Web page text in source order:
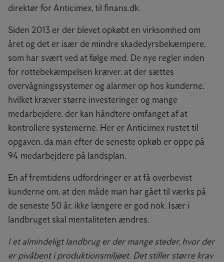
direktør for Anticimex, til finans.dk.
Siden 2013 er der blevet opkøbt en virksomhed om
året og det er især de mindre skadedyrsbekæmpere,
som har svært ved at følge med. De nye regler inden
for rottebekæmpelsen kræver, at der sættes
overvågningssystemer og alarmer op hos kunderne,
hvilket kræver større investeringer og mange
medarbejdere, der kan håndtere omfanget af at
kontrollere systemerne. Her er Anticimex rustet til
opgaven, da man efter de seneste opkøb er oppe på
94 medarbejdere på landsplan.
En af fremtidens udfordringer er at få overbevist
kunderne om, at den måde man har gået til værks på
de seneste 50 år, ikke længere er god nok. Især i
landbruget skal mentaliteten ændres.
I et almindeligt landbrug er der mange steder, hvor der
er pivåbent i produktionsmiljøet. Det stiller større krav